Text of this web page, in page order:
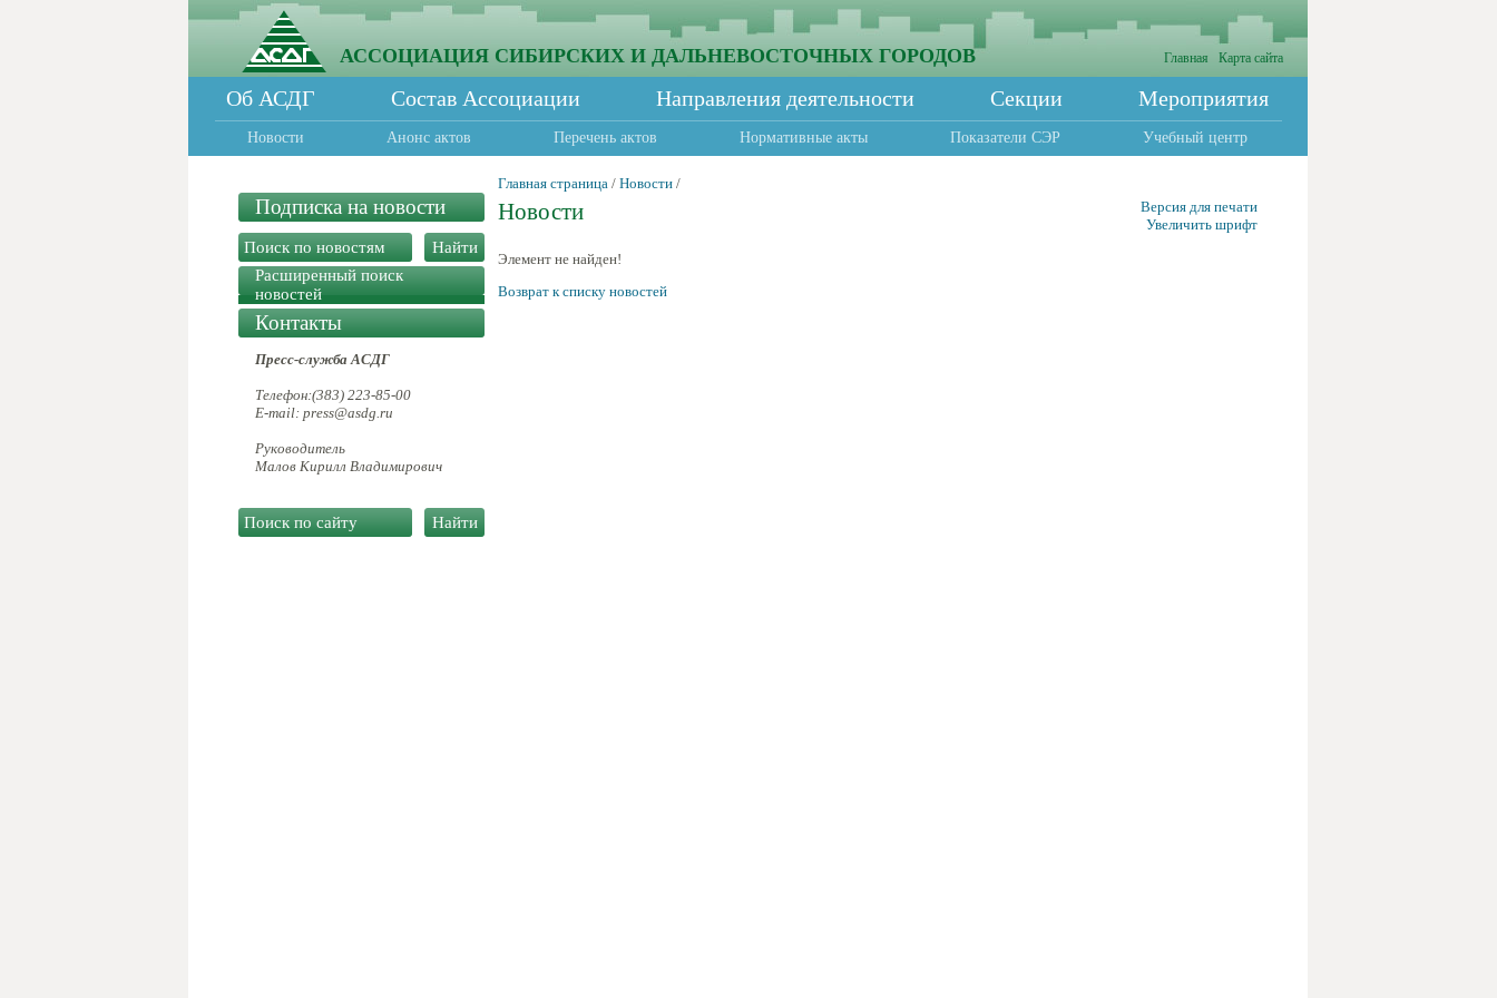
АССОЦИАЦИЯ СИБИРСКИХ И ДАЛЬНЕВОСТОЧНЫХ ГОРОДОВ Главная Карта сайта
Об АСДГ Состав Ассоциации Направления деятельности Секции Мероприятия
Новости Анонс актов Перечень актов Нормативные акты Показатели СЭР Учебный центр
Подписка на новости
Расширенный поиск
новостей
Контакты
Пресс-служба АСДГ
Телефон:(383) 223-85-00
E-mail: press@asdg.ru
Руководитель
Малов Кирилл Владимирович
Главная страница / Новости /
Новости
Версия для печати
Увеличить шрифт
Элемент не найден!
Возврат к списку новостей